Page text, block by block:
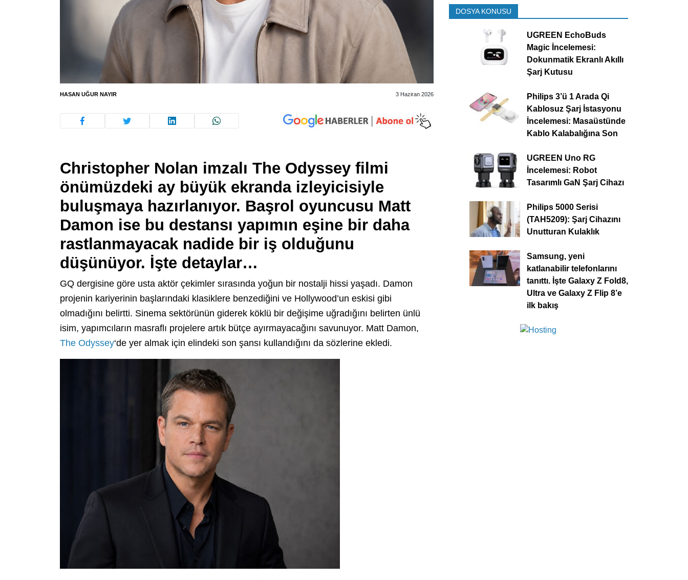
HASAN UĞUR NAYIR 3 Haziran 2026
Christopher Nolan imzalı The Odyssey filmi
önümüzdeki ay büyük ekranda izleyicisiyle
buluşmaya hazırlanıyor. Başrol oyuncusu Matt
Damon ise bu destansı yapımın eşine bir daha
rastlanmayacak nadide bir iş olduğunu
düşünüyor. İşte detaylar…
GQ dergisine göre usta aktör çekimler sırasında yoğun bir nostalji hissi yaşadı. Damon
projenin kariyerinin başlarındaki klasiklere benzediğini ve Hollywood’un eskisi gibi
olmadığını belirtti. Sinema sektörünün giderek köklü bir değişime uğradığını belirten ünlü
isim, yapımcıların masraflı projelere artık bütçe ayırmayacağını savunuyor. Matt Damon,
The Odyssey‘de yer almak için elindeki son şansı kullandığını da sözlerine ekledi.
DOSYA KONUSU
UGREEN EchoBuds
Magic İncelemesi:
Dokunmatik Ekranlı Akıllı
Şarj Kutusu
Philips 3’ü 1 Arada Qi
Kablosuz Şarj İstasyonu
İncelemesi: Masaüstünde
Kablo Kalabalığına Son
UGREEN Uno RG
İncelemesi: Robot
Tasarımlı GaN Şarj Cihazı
Philips 5000 Serisi
(TAH5209): Şarj Cihazını
Unutturan Kulaklık
Samsung, yeni
katlanabilir telefonlarını
tanıttı. İşte Galaxy Z Fold8,
Ultra ve Galaxy Z Flip 8’e
ilk bakış